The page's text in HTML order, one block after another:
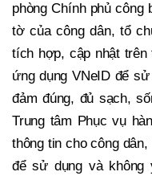
phòng Chính phủ công
tờ của công dân, tổ
tích hợp, cập nhật trên
ứng dụng VNeID để
đảm đúng, đủ sạch,
Trung tâm Phục vụ
thông tin cho công
để sử dụng và